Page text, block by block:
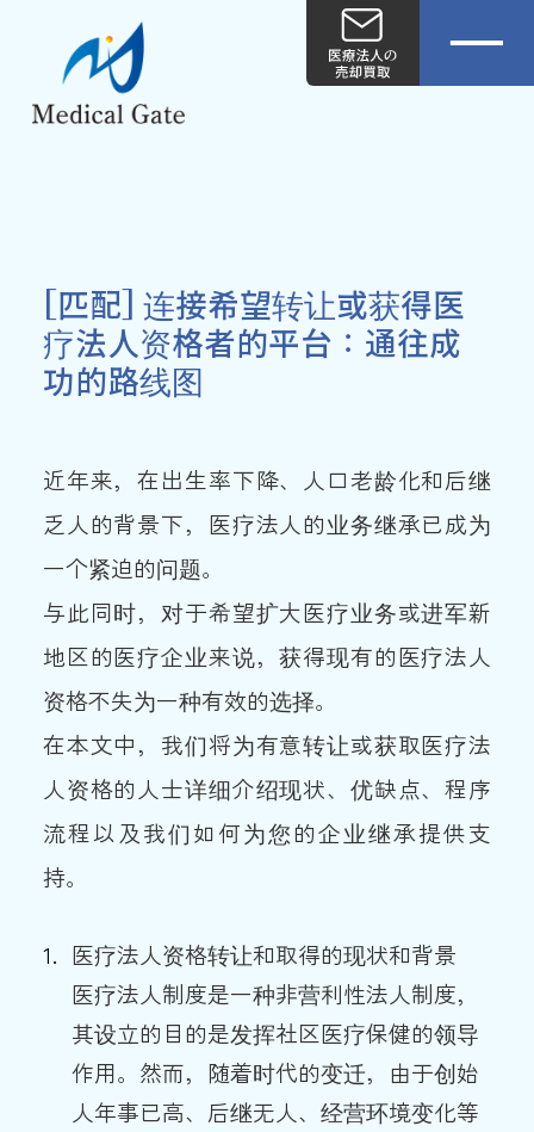
[匹配] 连接希望转让或获得医
疗法人资格者的平台：通往成
功的路线图
近年来，在出生率下降、人口老龄化和后继
乏人的背景下，医疗法人的业务继承已成为
一个紧迫的问题。
与此同时，对于希望扩大医疗业务或进军新
地区的医疗企业来说，获得现有的医疗法人
资格不失为一种有效的选择。
在本文中，我们将为有意转让或获取医疗法
人资格的人士详细介绍现状、优缺点、程序
流程以及我们如何为您的企业继承提供支
持。
医疗法人资格转让和取得的现状和背景
医疗法人制度是一种非营利性法人制度，
其设立的目的是发挥社区医疗保健的领导
作用。然而，随着时代的变迁，由于创始
人年事已高、后继无人、经营环境变化等